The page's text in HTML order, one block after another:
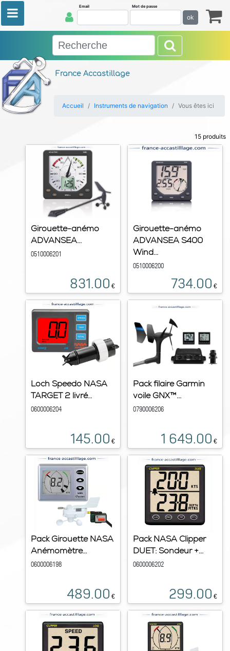
France Accastillage
Email Mot de passe
ok
Accueil Instruments de navigation Vous êtes ici
15 produits
Girouette-anémo
ADVANSEA...
0510006201
831.00 €
Girouette-anémo
ADVANSEA S400
Wind...
0510006200
734.00 €
Loch Speedo NASA
TARGET 2 livré...
0600006204
145.00 €
Pack filaire Garmin
voile GNX™...
0790006206
1 649.00 €
Pack Girouette NASA
Anémomètre...
0600006198
489.00 €
Pack NASA Clipper
DUET: Sondeur +...
0600006202
299.00 €